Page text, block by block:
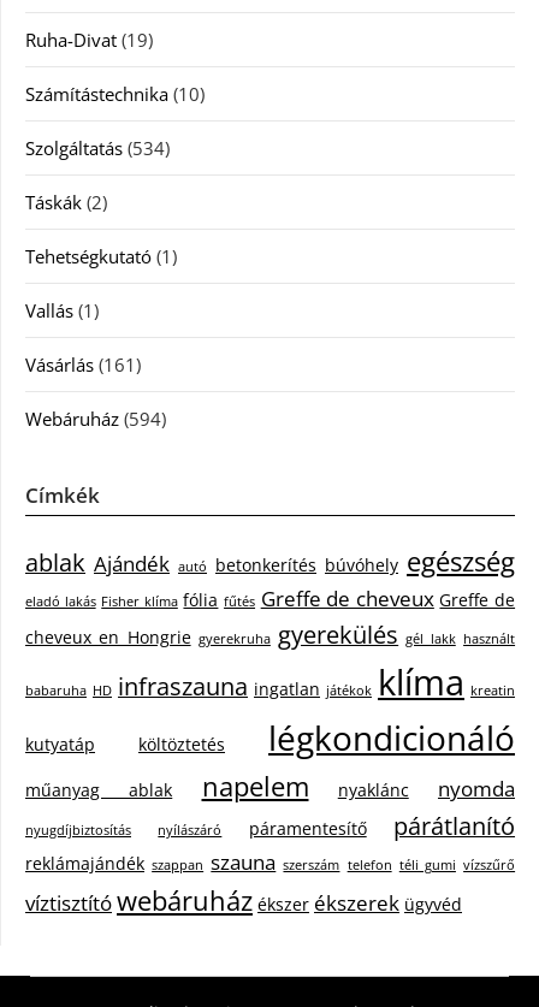
Ruha-Divat (19)
Számítástechnika (10)
Szolgáltatás (534)
Táskák (2)
Tehetségkutató (1)
Vallás (1)
Vásárlás (161)
Webáruház (594)
Címkék
ablak Ajándék autó betonkerítés búvóhely egészség
eladó lakás Fisher klíma fólia fűtés Greffe de cheveux Greffe de
cheveux en Hongrie gyerekruha gyerekülés gél lakk használt
babaruha HD infraszauna ingatlan játékok klíma kreatin
kutyatáp költöztetés légkondicionáló
műanyag ablak napelem nyaklánc nyomda
nyugdíjbiztosítás nyílászáró páramentesítő párátlanító
reklámajándék szappan szauna szerszám telefon téli gumi vízszűrő
víztisztítówebáruház ékszer ékszerek ügyvéd